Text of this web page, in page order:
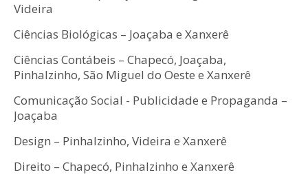
Videira
Ciências Biológicas – Joaçaba e Xanxerê
Ciências Contábeis – Chapecó, Joaçaba,
Pinhalzinho, São Miguel do Oeste e Xanxerê
Comunicação Social - Publicidade e Propaganda –
Joaçaba
Design – Pinhalzinho, Videira e Xanxerê
Direito – Chapecó, Pinhalzinho e Xanxerê